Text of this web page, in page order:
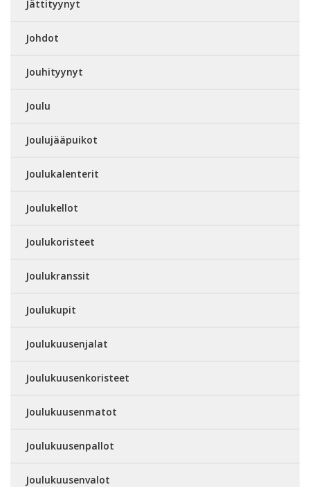
Jättityynyt
Johdot
Jouhityynyt
Joulu
Joulujääpuikot
Joulukalenterit
Joulukellot
Joulukoristeet
Joulukranssit
Joulukupit
Joulukuusenjalat
Joulukuusenkoristeet
Joulukuusenmatot
Joulukuusenpallot
Joulukuusenvalot